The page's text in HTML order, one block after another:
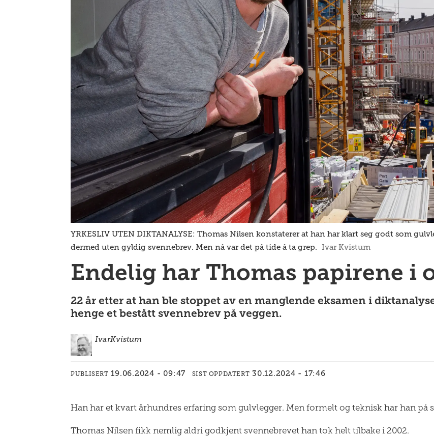
YRKESLIV UTEN DIKTANALYSE: Thomas Nilsen konstaterer at han har klart seg godt som
dermed uten gyldig svennebrev. Men nå var det på tide å ta grep. Ivar Kvistum
Endelig har Thomas papirene i
22 år etter at han ble stoppet av en manglende eksamen i
henge et bestått svennebrev på veggen.
IvarKvistum
PUBLISERT 19.06.2024 - 09:47 SIST OPPDATERT 30.12.2024 - 17:46
Han har et kvart århundres erfaring som gulvlegger. Men formelt og teknisk har han
Thomas Nilsen fikk nemlig aldri godkjent svennebrevet han tok helt tilbake i 2002.